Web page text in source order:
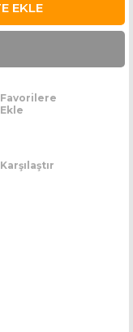
Favorilere
Ekle
Karşılaştır